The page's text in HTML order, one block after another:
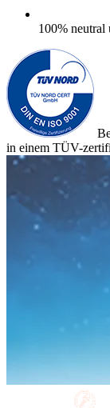
100% neutral
in einem TÜV-